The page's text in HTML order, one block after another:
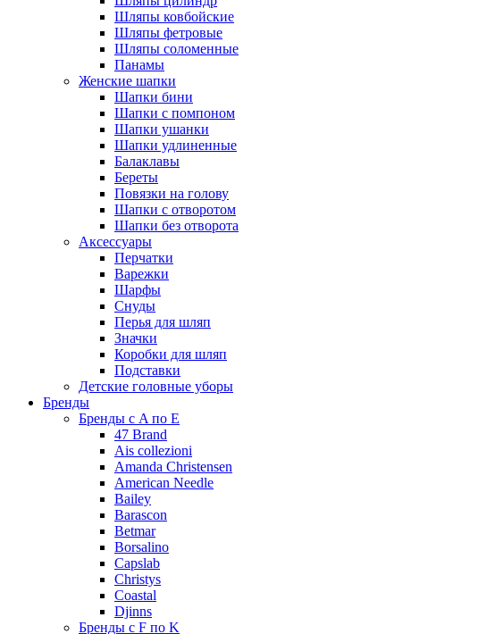
Шляпы ковбойские
Шляпы фетровые
Шляпы соломенные
Панамы
Женские шапки
Шапки бини
Шапки с помпоном
Шапки ушанки
Шапки удлиненные
Балаклавы
Береты
Повязки на голову
Шапки с отворотом
Шапки без отворота
Аксессуары
Перчатки
Варежки
Шарфы
Снуды
Перья для шляп
Значки
Коробки для шляп
Подставки
Детские головные уборы
Бренды
Бренды с A по E
47 Brand
Ais collezioni
Amanda Christensen
American Needle
Bailey
Barascon
Betmar
Borsalino
Capslab
Christys
Coastal
Djinns
Бренды с F по K